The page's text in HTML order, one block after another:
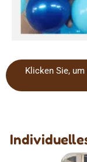
Klicken Sie,